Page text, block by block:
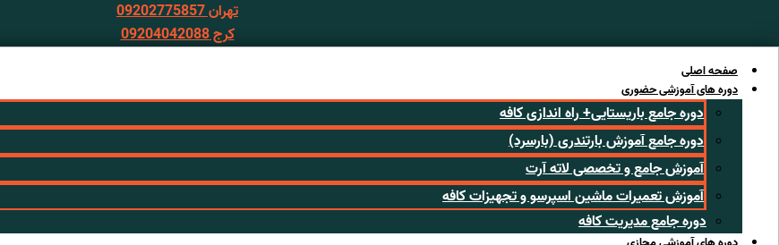
تهران 09202775857
کرج 09204042088
صفحه اصلی
دوره های آموزشی حضوری
دوره جامع باریستایی+ راه اندازی کافه
دوره جامع آموزش بارتندری (بارسرد)
آموزش جامع و تخصصی لاته آرت
آموزش تعمیرات ماشین اسپرسو و تجهیزات کافه
دوره جامع مدیریت کافه